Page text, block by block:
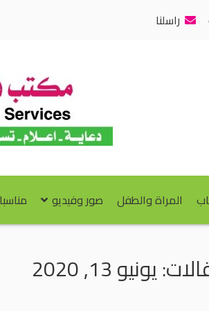
راسلنا
المراة والطفل صور وفيديو
13, 2020